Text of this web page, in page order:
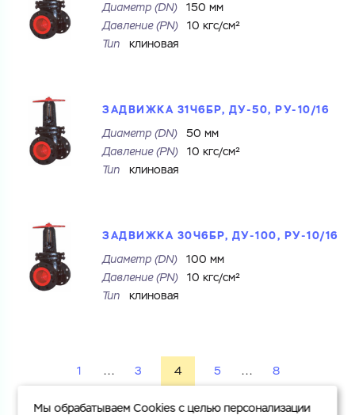
Диаметр (DN)
150 мм
Давление (PN)
10 кгс/см²
Тип
клиновая
ЗАДВИЖКА 31Ч6БР, ДУ-50, РУ-10/16
Диаметр (DN)
50 мм
Давление (PN)
10 кгс/см²
Тип
клиновая
ЗАДВИЖКА 30Ч6БР, ДУ-100, РУ-10/16
Диаметр (DN)
100 мм
Давление (PN)
10 кгс/см²
Тип
клиновая
1 ... 3 4 5 ... 8
Мы обрабатываем Cookies с целью персонализации